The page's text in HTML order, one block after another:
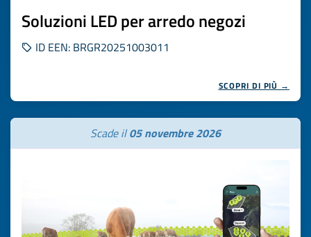
Soluzioni LED per arredo negozi
ID EEN: BRGR20251003011
SCOPRI DI PIÙ →
Scade il05 novembre 2026